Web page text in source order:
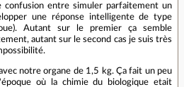
confusion entre simuler parfaitement un
une réponse intelligente de type
Autant sur le premier ça semble
autant sur le second cas je suis très
notre organe de 1,5 kg. Ça fait un peu
où la chimie du biologique etait